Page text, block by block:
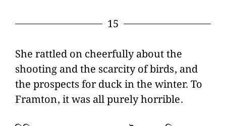
15
She rattled on cheerfully about the
shooting and the scarcity of birds, and
the prospects for duck in the winter. To
Framton, it was all purely horrible.